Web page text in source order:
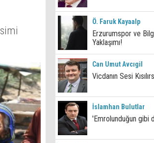
Ö. Faruk Kayaalp
Erzurumspor ve
Yaklaşımı!
Can Umut Avcıgil
Vicdanın Sesi
İslamhan Bulutlar
'Emrolunduğun gibi